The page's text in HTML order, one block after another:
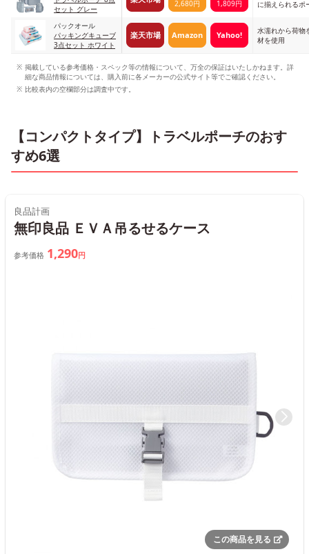
セット グレー
2,680円 1,809円
に揃えられるポ
パックオール
パッキングキューブ
3点セット ホワイト
楽天市場 Amazon Yahoo!
水濡れから荷物
材を使用
掲載している参考価格・スペック等の情報について、万全の保証はいたしかねます。詳
細な商品情報については、購入前に各メーカーの公式サイト等でご確認ください。
比較表内の空欄部分は調査中です。
【コンパクトタイプ】トラベルポーチのおす
すめ6選
良品計画
無印良品 ＥＶＡ吊るせるケース
参考価格 1,290円
この商品を見る